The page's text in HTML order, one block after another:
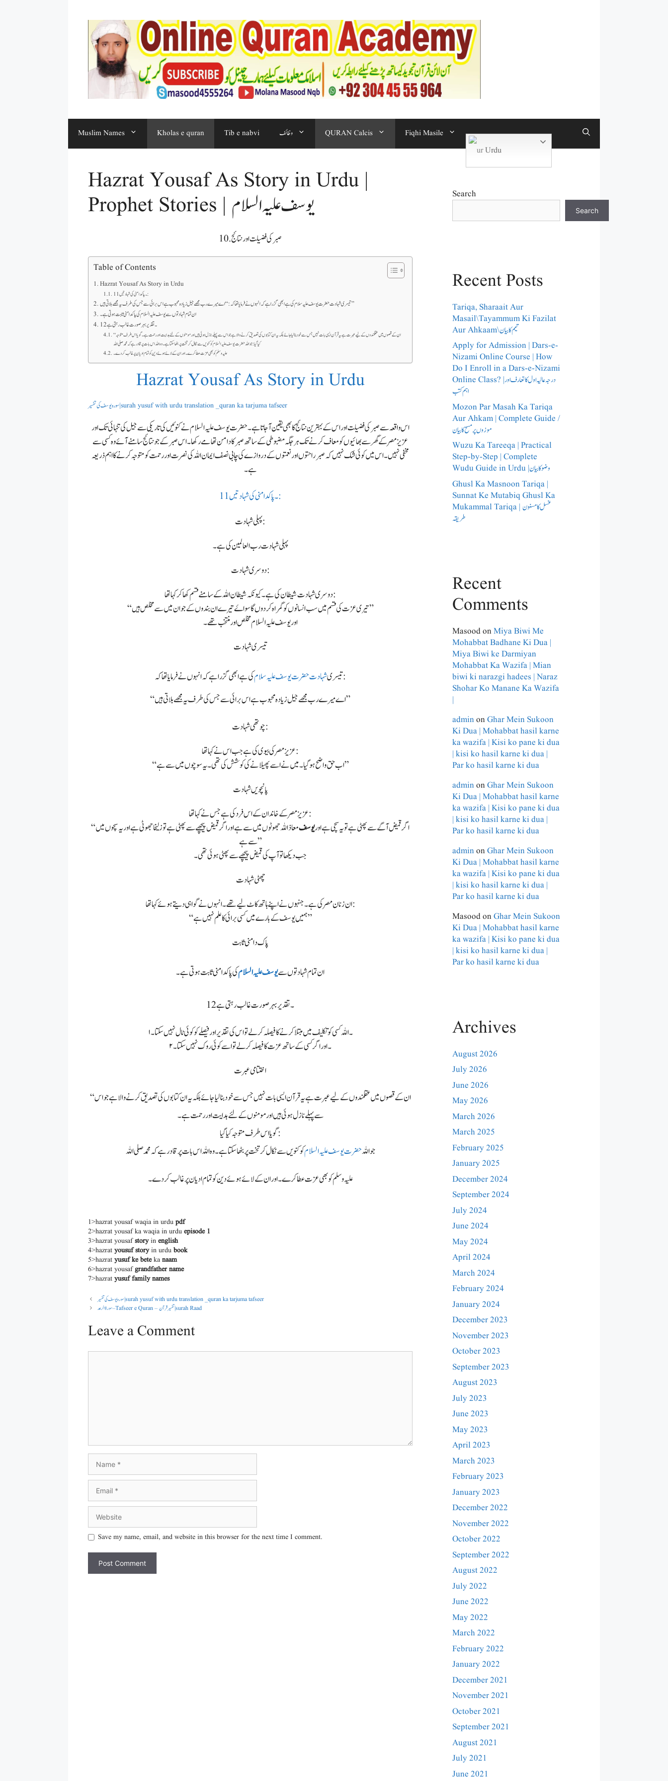
Muslim Names Kholas e quran Tib e nabvi وظائف QURAN Calcis Fiqhi Masile
Urdu
Hazrat Yousaf As Story in Urdu |
Prophet Stories | يوسف علیہ السلام
10. صبر کی فضیلت اور نتائج
Table of Contents
Hazrat Yousaf As Story in Urdu
11۔ پاکدامنی کی شہادتیں :
تیسری شہادت حضرت یوسف علیہ سلام کی ہے ابھی گزرا ہے کہ انہوں نے فرمایا تھا کہ: “اے میرے رب مجھے جیل زیادہ محبوب ہے اس برائی سے جس کی طرف یہ مجھے بلاتی ہیں”
ان تمام شہادتوں سے یوسف علیہ السلام کی پاکدامنی ثابت ہوتی ہے۔
12۔ تقدیر بہرصورت غالب رہتی ہے
“ان کے قصوں میں عقلمندوں کے لیے عبرت ہے یہ قرآن ایسی بات نہیں جس سے خود بنا لیا جائے بلکہ یہ ان کتابوں کی تصدیق کرنے والا ہے جو اس سے پہلے نازل ہوئی ہیں اور مومنوں کے لئے ہدایت اور رحمت ہے۔ گویا اس طرف متوجہ
کیا گیا: جو اللہ حضرت یوسف علیہ السلام کو کنویں سے نکال کر تخت پر بٹھا سکتا ہے۔ وہ اللہ اس بات پر قادر ہے کہ محمد صلی اللہ
علیہ وسلم کو بھی عزت عطا کرے۔ اور ان کے لائے ہوئے دین کو تمام ادیان پر غالب کر دے۔
Hazrat Yousaf As Story in Urdu
سورہ یوسف کی تفسیر | surah yusuf with urdu translation _quran ka tarjuma tafseer
اس واقعہ سے صبر کی فضیلت اور اس کے بہترین نتائج کا بھی یقین آجاتا ہے۔ حضرت یوسف علیہ السلام نے کنوئیں کی تاریکی سے جیل کی تنہائی تک اور
عزیز مصر کے گھر سے بھائیوں کو معاف کرنے تک ہر جگہ مضبوطی کے ساتھ صبر کا دامن تھامے رکھا۔ اس صبر کے جو نتائج سامنے آئے وہ کسی سے
مخفی نہیں۔ اس میں کوئی شک نہیں کہ صبر راحتوں اور نعمتوں کے دروازے کی چابی نصف ایمان اللہ کی نصرت اور رحمت کو متوجہ کرنے کا اہم ذریعہ
ہے۔
11۔ پاکدامنی کی شہادتیں :
پہلی شہادت:
پہلی شہادت رب العالمین کی ہے۔
دوسری شہادت:
دوسری شہادت شیطان کی ہے۔ کیونکہ شیطان اللہ کے سامنے قسم کھا کر کہا تھا:
“تیری عزت کی قسم میں سب انسانوں کو گمراہ کردوں گا سواۓ تیرے ان بندوں کے جو ان میں سے مخلص ہیں”
اور یوسف علیہ السلام مخلص اور منتخب تھے۔
تیسری شہادت
تیسریشہادت حضرت یوسف علیہ سلام
کی ہے ابھی گزرا ہے کہ انہوں نے فرمایا تھا کہ:
“اے میرے رب مجھے جیل زیادہ محبوب ہے اس برائی سے جس کی طرف یہ مجھے بلاتی ہیں”
چوتھی شہادت:
عزیز مصر کی بیوی کی ہے جب اس نے کہا تھا:
“اب حق واضح ہو گیا۔ میں نے اسے پھیلانے کی کوشش کی تھی۔ یہ سوچوں میں سے ہے”
پانچویں شہادت
عزیز مصر کے خاندان کے اس فرد کی ہے جس نے کہا تھا:
“اگر قمیض آگے سے پھٹی ہے تو یہ سچی ہے اوریوسفمعاذاللہ جھوٹوں میں سے ہےاور اگر قمیض پیچھے سے پھٹی ہے توزلیخا جھوٹی ہے اور یہ سچوں میں
سے ہے”
جب دیکھا تو آپ کی قمیض پیچھے سے پھٹی ہوئی تھی۔
چھٹی شہادت
ان زنان مصر کی ہے۔ جنہوں نے اپنے ہاتھ کاٹ لیے تھے۔ انہوں نے گواہی دیتے ہوئے کہا تھا:
“ہمیں یوسف کے بارے میں کسی برائی کا علم نہیں ہے”
پاک دامنی ثابت
ان تمام شہادتوں سےیوسف علیہ السلامکی پاکدامنی ثابت ہوتی ہے۔
12۔ تقدیر بہرصورت غالب رہتی ہے
۱۔ اللہ کسی کو تکلیف میں مبتلا کرنے کا فیصلہ کر لے تو اس کی تقدیراور فیصلے کو کوئی ٹال نہیں سکتا۔
۲۔ اور اگر کسی کے ساتھ عزت کا فیصلہ کر لے تو اسے کوئی روک نہیں سکتا۔
اختتامی عبرت
“ان کے قصوں میں عقلمندوں کے لیے عبرت ہے یہ قرآن ایسی بات نہیں جس سے خود بنا لیا جائے بلکہ یہ ان کتابوں کی تصدیق کرنے والا ہے جو اس
سے پہلے نازل ہوئی ہیں اور مومنوں کے لئے ہدایت اور رحمت ہے۔
گویا اس طرف متوجہ کیا گیا:
جو اللہحضرت یوسف علیہ السلامکو کنویں سے نکال کر تخت پر بٹھا سکتا ہے۔ وہ اللہ اس بات پر قادر ہے کہ محمد صلی اللہ
علیہ وسلم کو بھی عزت عطا کرے۔ اور ان کے لائے ہوئے دین کو تمام ادیان پر غالب کر دے۔
1>hazrat yousaf waqia in urdu pdf
2>hazrat yousaf ka waqia in urdu episode 1
3>hazrat yousafstoryin english
4>hazrat yousuf storyin urdu book
5>hazrat yusuf ke beteka naam
6>hazrat yousafgrandfather name
7>hazrat yusuf family names
سورہ یوسف کی تفسیر | surah yusuf with urdu translation _quran ka tarjuma tafseer
سورۃ الرعد – Tafseer e Quran – تفسیر قرآن | surah Raad
Leave a Comment
Save my name, email, and website in this browser for the next time I comment.
Search
Search
Recent Posts
Tariqa, Sharaait Aur
Masail\Tayammum Ki Fazilat
Aur Ahkaam\تیمم کا بیان
Apply for Admission | Dars-e-
Nizami Online Course | How
Do I Enroll in a Dars-e-Nizami
Online Class? |درجہ عالیہ اول کا تعارف اور
اہم کتب
Mozon Par Masah Ka Tariqa
Aur Ahkam | Complete Guide /​
موزوں پر مسح کا بیان
Wuzu Ka Tareeqa | Practical
Step-by-Step | Complete
Wudu Guide in Urdu |وضو کا بیان
Ghusl Ka Masnoon Tariqa |
Sunnat Ke Mutabiq Ghusl Ka
Mukammal Tariqa | غسل کا مسنون
طریقہ
Recent
Comments
MasoodonMiya Biwi Me
Mohabbat Badhane Ki Dua |
Miya Biwi ke Darmiyan
Mohabbat Ka Wazifa | Mian
biwi ki narazgi hadees | Naraz
Shohar Ko Manane Ka Wazifa
|
adminonGhar Mein Sukoon
Ki Dua | Mohabbat hasil karne
ka wazifa | Kisi ko pane ki dua
| kisi ko hasil karne ki dua |
Par ko hasil karne ki dua
adminonGhar Mein Sukoon
Ki Dua | Mohabbat hasil karne
ka wazifa | Kisi ko pane ki dua
| kisi ko hasil karne ki dua |
Par ko hasil karne ki dua
adminonGhar Mein Sukoon
Ki Dua | Mohabbat hasil karne
ka wazifa | Kisi ko pane ki dua
| kisi ko hasil karne ki dua |
Par ko hasil karne ki dua
MasoodonGhar Mein Sukoon
Ki Dua | Mohabbat hasil karne
ka wazifa | Kisi ko pane ki dua
| kisi ko hasil karne ki dua |
Par ko hasil karne ki dua
Archives
August 2026
July 2026
June 2026
May 2026
March 2026
March 2025
February 2025
January 2025
December 2024
September 2024
July 2024
June 2024
May 2024
April 2024
March 2024
February 2024
January 2024
December 2023
November 2023
October 2023
September 2023
August 2023
July 2023
June 2023
May 2023
April 2023
March 2023
February 2023
January 2023
December 2022
November 2022
October 2022
September 2022
August 2022
July 2022
June 2022
May 2022
March 2022
February 2022
January 2022
December 2021
November 2021
October 2021
September 2021
August 2021
July 2021
June 2021